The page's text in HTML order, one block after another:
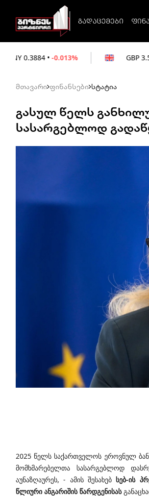
გადაცემები
GBP • -0.054%
მთავარი ფინანსები სტატია
გასულ წელს
სასარგებლოდ
2025 წელს საქართველოს ეროვნულ
მომხმარებელთა სასარგებლოდ
აუნაზღაურეს, - ამის შესახებსებ-ის
წლიური ანგარიშის წარდგენისას